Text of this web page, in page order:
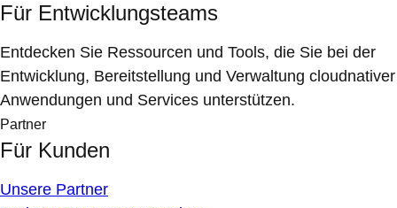
Für Entwicklungsteams
Entdecken Sie Ressourcen und Tools, die Sie bei der
Entwicklung, Bereitstellung und Verwaltung cloudnativer
Anwendungen und Services unterstützen.
Partner
Für Kunden
Unsere Partner